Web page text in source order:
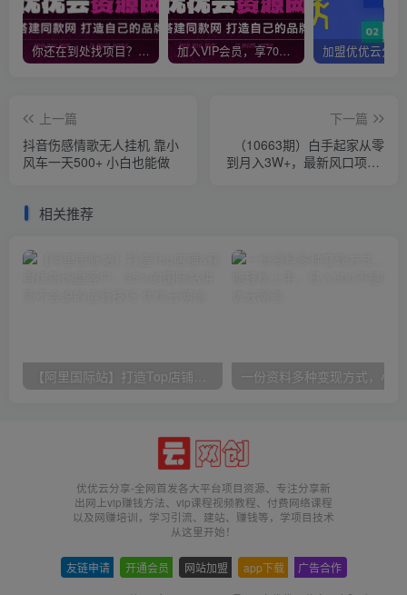
你还在到处找项目？还在当韭菜？我靠网创资源站一个月收入5万+，曾经我也是个失败者。 加入VIP会员，享70%的推广提成，免费学习多种网上创业课程，菜鸟秒变大神！
上一篇
抖音伤感情歌无人挂机 靠小
风车一天500+ 小白也能做
下一篇
（10663期）白手起家从零
到月入3W+，最新风口项目-
相关推荐
优优云分享-全网首发各大平台项目资源、专注分享新
出网上vip赚钱方法、vip课程视频教程、付费网络课程
以及网赚培训，学习引流、建站、赚钱等，学项目技术
从这里开始！
友链申请 开通会员 网站加盟 app下载 广告合作